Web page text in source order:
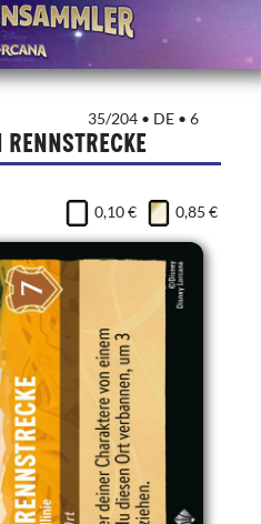
35/204 • DE • 6
Rennstrecke
0,10 € 0,85 €